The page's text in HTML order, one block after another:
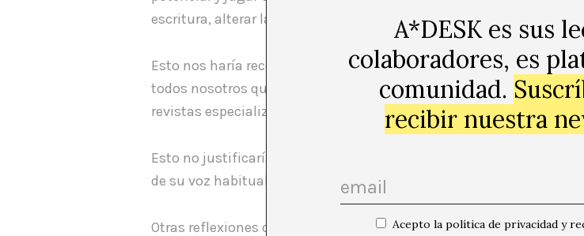
escritura, alterar las velocidades y permanecer siempre fresco,
Esto nos haría reconsiderar los lugares donde se ejercería la teoría
todos nosotros que gran parte de los ensayos fundamentales
revistas especializadas.
Esto no justificaría, en ningún caso, los casos de mala escritura
de su voz habitual y simplemente ensayan mala literatura
Otras reflexiones que emergen en el debate de October se
A*DESK es sus
colaboradores, es
comunidad.
recibir nuestra
Acepto la política de privacidad y